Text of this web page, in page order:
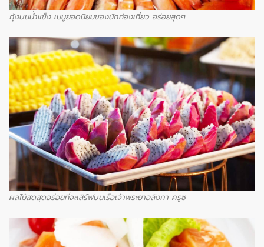
กุ้งบนน้ำแข็ง เมนูยอดนิยมของนักท่องเที่ยว อร่อยสุดๆ
ผลไม้สดสุดอร่อยที่จะเสิร์ฟบนเรือเจ้าพระยาอลังกา ครูซ